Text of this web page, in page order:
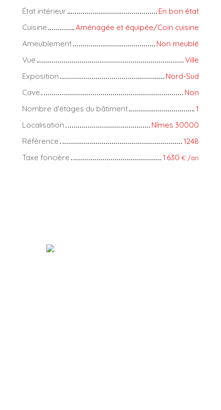
État intérieur
En bon état
Cuisine
Aménagée et équipée/Coin cuisine
Ameublement
Non meublé
Vue
Ville
Exposition
Nord-Sud
Cave
Non
Nombre d'étages du bâtiment
1
Localisation
Nîmes 30000
Référence
1248
Taxe foncière
1 630 € /an